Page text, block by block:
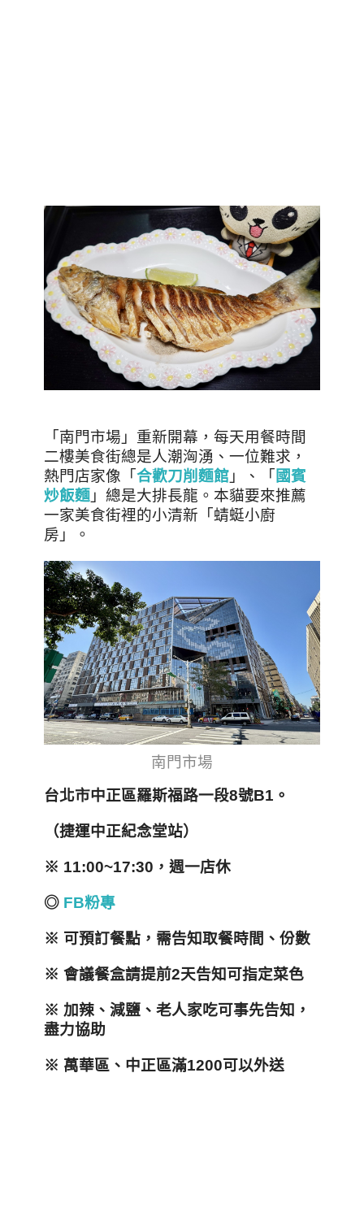
「南門市場」重新開幕，每天用餐時間
二樓美食街總是人潮洶湧、一位難求，
熱門店家像「合歡刀削麵館 」、「國賓
炒飯麵 」總是大排長龍。本貓要來推薦
一家美食街裡的小清新「蜻蜓小廚
房」。
南門市場
台北市中正區羅斯福路一段8號B1 。
（捷運中正紀念堂站）
※ 11:00~17:30 ， 週一店休
◎ FB粉專
※ 可預訂餐點，需告知取餐時間、份數
※ 會議餐盒請提前2天告知可指定菜色
※ 加辣、減鹽、老人家吃可事先告知，
盡力協助
※ 萬華區、中正區滿1200可以外送